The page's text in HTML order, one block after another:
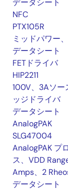
データシート
NFC
PTX105R
ミッドパワー
データシート
FETドライバ
HIP2211
100V、3Aソ
ッジドライバ
データシート
AnalogPAK
SLG47004
AnalogPAK プ
ス、VDD
Amps、2
データシート